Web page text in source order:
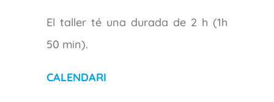
El taller té una durada de 2 h (1h
50 min).
CALENDARI